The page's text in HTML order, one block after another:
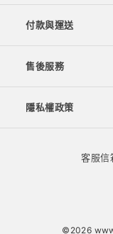
付款與運送
售後服務
隱私權政策
客服
©2026